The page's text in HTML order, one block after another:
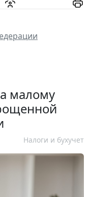
малому
Налоги и бухучет